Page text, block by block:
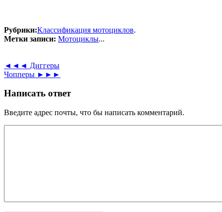
Рубрики:Классификация мотоциклов.
Метки записи: Мотоциклы...
◄◄◄ Диггеры
Чопперы ►►►
Написать ответ
Введите адрес почты, что бы написать комментарий.